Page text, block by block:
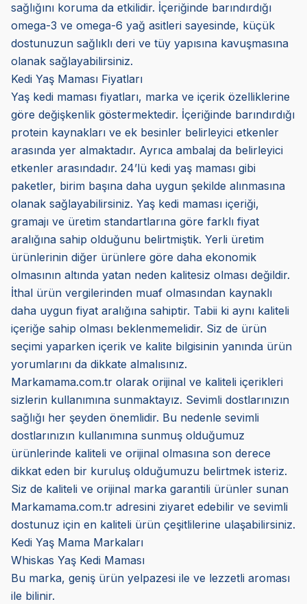
sağlığını koruma da etkilidir. İçeriğinde barındırdığı
omega-3 ve omega-6 yağ asitleri sayesinde, küçük
dostunuzun sağlıklı deri ve tüy yapısına kavuşmasına
olanak sağlayabilirsiniz.
Kedi Yaş Maması Fiyatları
Yaş kedi maması fiyatları, marka ve içerik özelliklerine
göre değişkenlik göstermektedir. İçeriğinde barındırdığı
protein kaynakları ve ek besinler belirleyici etkenler
arasında yer almaktadır. Ayrıca ambalaj da belirleyici
etkenler arasındadır. 24’lü kedi yaş maması gibi
paketler, birim başına daha uygun şekilde alınmasına
olanak sağlayabilirsiniz. Yaş kedi maması içeriği,
gramajı ve üretim standartlarına göre farklı fiyat
aralığına sahip olduğunu belirtmiştik. Yerli üretim
ürünlerinin diğer ürünlere göre daha ekonomik
olmasının altında yatan neden kalitesiz olması değildir.
İthal ürün vergilerinden muaf olmasından kaynaklı
daha uygun fiyat aralığına sahiptir. Tabii ki aynı kaliteli
içeriğe sahip olması beklenmemelidir. Siz de ürün
seçimi yaparken içerik ve kalite bilgisinin yanında ürün
yorumlarını da dikkate almalısınız.
Markamama.com.tr olarak orijinal ve kaliteli içerikleri
sizlerin kullanımına sunmaktayız. Sevimli dostlarınızın
sağlığı her şeyden önemlidir. Bu nedenle sevimli
dostlarınızın kullanımına sunmuş olduğumuz
ürünlerinde kaliteli ve orijinal olmasına son derece
dikkat eden bir kuruluş olduğumuzu belirtmek isteriz.
Siz de kaliteli ve orijinal marka garantili ürünler sunan
Markamama.com.tr adresini ziyaret edebilir ve sevimli
dostunuz için en kaliteli ürün çeşitlilerine ulaşabilirsiniz.
Kedi Yaş Mama Markaları
Whiskas Yaş Kedi Maması
Bu marka, geniş ürün yelpazesi ile ve lezzetli aroması
ile bilinir.